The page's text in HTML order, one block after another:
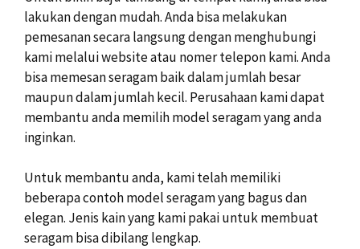
lakukan dengan mudah. Anda bisa melakukan
pemesanan secara langsung dengan menghubungi
kami melalui website atau nomer telepon kami. Anda
bisa memesan seragam baik dalam jumlah besar
maupun dalam jumlah kecil. Perusahaan kami dapat
membantu anda memilih model seragam yang anda
inginkan.
Untuk membantu anda, kami telah memiliki
beberapa contoh model seragam yang bagus dan
elegan. Jenis kain yang kami pakai untuk membuat
seragam bisa dibilang lengkap.